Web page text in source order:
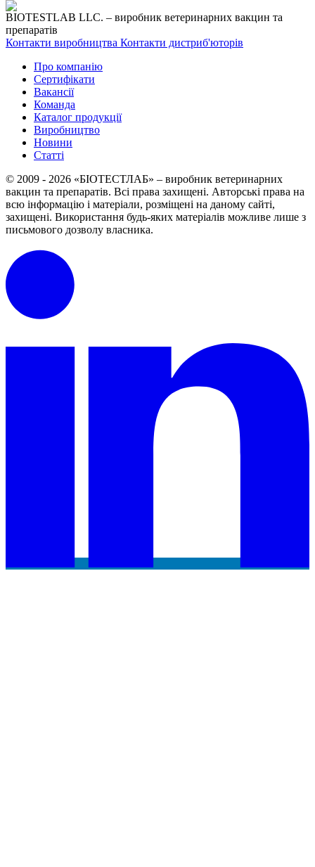
BIOTESTLAB LLC. – виробник ветеринарних вакцин та
препаратів
Контакти виробництва Контакти дистриб'юторів
Про компанію
Сертифікати
Вакансії
Команда
Каталог продукції
Виробництво
Новини
Статті
© 2009 - 2026 «БІОТЕСТЛАБ» – виробник ветеринарних
вакцин та препаратів. Всі права захищені. Авторські права на
всю інформацію і матеріали, розміщені на даному сайті,
захищені. Використання будь-яких матеріалів можливе лише з
письмового дозволу власника.